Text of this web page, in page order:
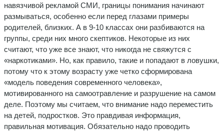
навязчивой рекламой СМИ, границы понимания начинают
размываться, особенно если перед глазами примеры
родителей, близких. А в 9-10 классах они разбиваются на
группы, среди них много скептиков. Некоторые из них
считают, что уже все знают, что никогда не свяжутся с
«наркотиками». Но, как правило, такие и попадают в ловушки,
потому что к этому возрасту уже четко сформирована
«модель поведения современного человека»,
мотивированного на самоотравление и разрушение на самом
деле. Поэтому мы считаем, что внимание надо переместить
на детей, подростков. Это правдивая информация,
правильная мотивация. Обязательно надо проводить